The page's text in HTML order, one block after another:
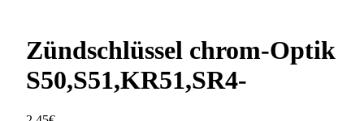
Zündschlüssel chrom-Optik
S50,S51,KR51,SR4-